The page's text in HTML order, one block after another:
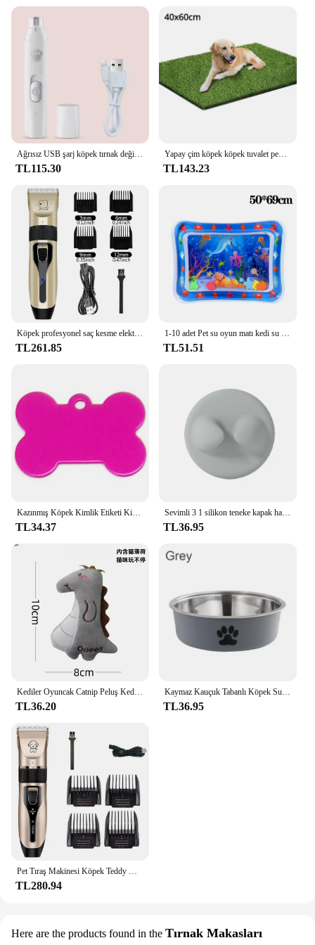
Ağrısız USB şarj köpek tırnak değirmenleri şarj edilebilir evcil hayvan tırnak Clippers sessiz elektrikli köpek kedi Paws tırnak bakım giyotin araçları
TL115.30
Yapay çim köpek köpek tuvalet pedi Pet çim Mat Pet eğitim köpek drenaj delikleri ile çim Mat temizlemek için kolay Pet kapalı açık
TL143.23
Köpek profesyonel saç kesme elektrik bakım giyotin evcil USB şarj edilebilir kedi tıraş hayvanlar için kesimi makinesi
TL261.85
1-10 adet Pet su oyun matı kedi su duyusal oyun matı bebek su emici oyun matı yüzme simidi emekleme paspası kalınlaşmış kedi oyuncak
TL51.51
Kazınmış Köpek Kimlik Etiketi Kişiselleştirilmiş Pet Yaka Kolye Anti-Kayıp Pet Kimlik Etiketi Özelleştirilmiş Kedi Köpek Adı Telefon No. Etiketler Evcil Hayvan Malzemeleri
TL34.37
Sevimli 3 1 silikon teneke kapak halkası taze tutmak silikon gıda teneke kapak gıda depolama kullanımlık Pet Can kapakları
TL36.95
Kediler Oyuncak Catnip Peluş Kedi Oyuncakları Yavru Diş Taşlama Başparmak Yastık Çiğneme Oyuncağı Pençeleri Başparmak Isırığı Evcil Hayvan Aksesuarları
TL36.20
Kaymaz Kauçuk Tabanlı Köpek Su Kasesi ve Küçük Kediler Ve Köpekler İçme Suyu Besleme hayvan mama kabı Paslanmaz Çelik Evcil Hayvan Mama Kasesi
TL36.95
Pet Tıraş Makinesi Köpek Teddy Kedi Tıraş Köpek Saç Düzeltici Clipper Şarj Edilebilir Elektrikli Hayvan Malzemeleri saç kesme makinesi bakım
TL280.94
Here are the products found in the Tırnak Makasları